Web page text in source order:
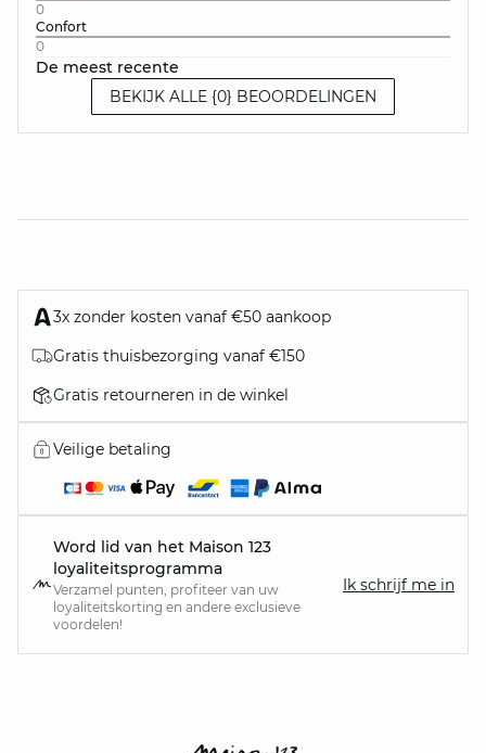
0
Confort
0
De meest recente
BEKIJK ALLE {0} BEOORDELINGEN
3x zonder kosten vanaf €50 aankoop
Gratis thuisbezorging vanaf €150
Gratis retourneren in de winkel
Veilige betaling
Word lid van het Maison 123
loyaliteitsprogramma
Verzamel punten, profiteer van uw
loyaliteitskorting en andere exclusieve
voordelen!
Ik schrijf me in